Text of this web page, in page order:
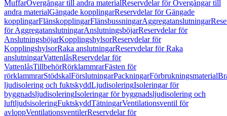
MuffarÖvergångar till andra materialReservdelar för Övergångar till
andra materialGängade kopplingarReservdelar för Gängade
kopplingarFlänskopplingarFlänsbussningarAggregatanslutningar
för AggregatanslutningarAnslutningsböjarReservdelar för
AnslutningsböjarKopplingshylsorReservdelar för
KopplingshylsorRaka anslutningarReservdelar för Raka
anslutningarVattenlåsReservdelar för
VattenlåsTillbehörRörklammrarFästen för
rörklammrarStödskalFörslutningarPackningarFörbrukningsmaterial
ljudisolering och fuktskyddLjudisoleringIsoleringar för
byggnadsljudisoleringIsoleringar för byggnadsljudisolering och
luftljudsisoleringFuktskyddTätningarVentilationsventil för
avloppVentilationsventilerReservdelar för